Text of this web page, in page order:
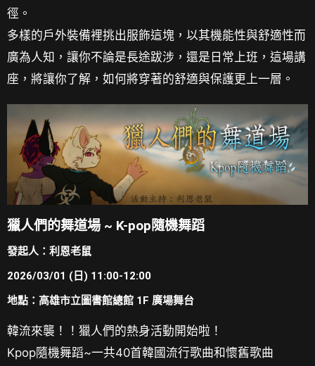
徑。
多樣的戶外裝備裡挑出服飾這塊，以其機能性與舒適性而
廣為人知，讓你不論是長途跋涉，還是日常上班，這場講
座，將讓你了解，如何將穿著的舒適與保護更上一層。
獵人們的舞道場 ~ K-pop隨機舞蹈
發起人：利恩老鼠
2026/03/01 (日) 11:00-12:00
地點：高雄市立圖書館總館 1F 廣場舞台
韓流來襲！！獵人們的熱身活動開始啦！
Kpop隨機舞蹈~一共40首韓國流行歌曲和懷舊歌曲